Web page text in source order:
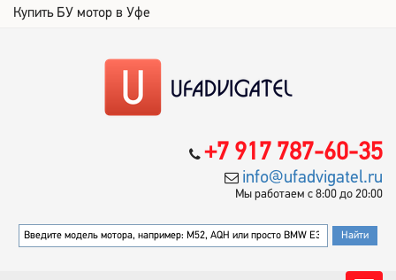
Купить БУ мотор в Уфе
+7 917 787-60-35
info@ufadvigatel.ru
Мы работаем с 8:00 до 20:00